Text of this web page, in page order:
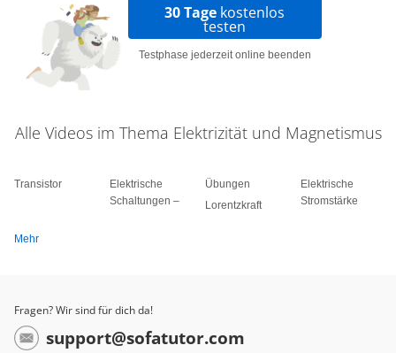
30 Tage kostenlos
testen
Testphase jederzeit online beenden
Alle Videos im Thema Elektrizität und Magnetismus
Transistor
Elektrische
Schaltungen –
Übungen
Lorentzkraft
Elektrische
Stromstärke
Mehr
Fragen? Wir sind für dich da!
support@sofatutor.com